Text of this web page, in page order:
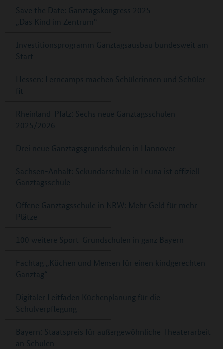
Save the Date: Ganztagskongress 2025
„Das Kind im Zentrum“
Investitionsprogramm Ganztagsausbau bundesweit am
Start
Hessen: Lerncamps machen Schülerinnen und Schüler
fit
Rheinland-Pfalz: Sechs neue Ganztagsschulen
2025/2026
Drei neue Ganztagsgrundschulen in Hannover
Sachsen-Anhalt: Sekundarschule in Leuna ist offiziell
Ganztagsschule
Offene Ganztagsschule in NRW: Mehr Geld für mehr
Plätze
100 weitere Sport-Grundschulen in ganz Bayern
Fachtag „Küchen und Mensen für einen kindgerechten
Ganztag“
Digitaler Leitfaden Küchenplanung für die
Schulverpflegung
Bayern: Staatspreis für außergewöhnliche Theaterarbeit
an Schulen